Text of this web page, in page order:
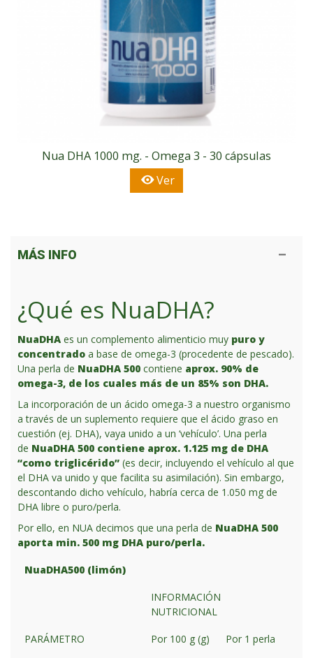
Nua DHA 1000 mg. - Omega 3 - 30 cápsulas
Ver
MÁS INFO
¿Qué es NuaDHA?
NuaDHA es un complemento alimenticio muy puro y
concentrado a base de omega-3 (procedente de pescado).
Una perla de NuaDHA 500 contiene aprox. 90% de
omega-3, de los cuales más de un 85% son DHA.
La incorporación de un ácido omega-3 a nuestro organismo
a través de un suplemento requiere que el ácido graso en
cuestión (ej. DHA), vaya unido a un ‘vehículo’. Una perla
de NuaDHA 500 contiene aprox. 1.125 mg de DHA
“como triglicérido” (es decir, incluyendo el vehículo al que
el DHA va unido y que facilita su asimilación). Sin embargo,
descontando dicho vehículo, habría cerca de 1.050 mg de
DHA libre o puro/perla.
Por ello, en NUA decimos que una perla de NuaDHA 500
aporta min. 500 mg DHA puro/perla.
NuaDHA500 (limón)
INFORMACIÓN
NUTRICIONAL
PARÁMETRO Por 100 g (g) Por 1 perla